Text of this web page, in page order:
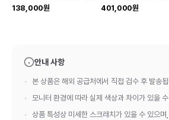
138,000원 401,000원
안내 사항
본 상품은 해외 공급처에서 직접 검수 후 발송
모니터 환경에 따라 실제 색상과 차이가 있을
상품 특성상 미세한 스크래치가 있을 수 있으